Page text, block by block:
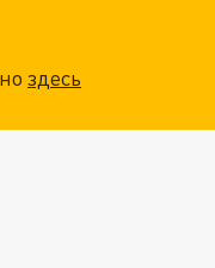
здесь